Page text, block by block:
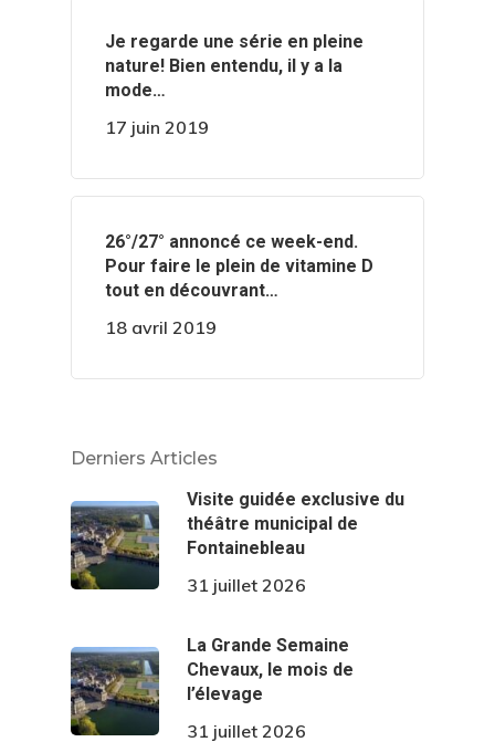
‍️Je regarde une série en pleine
nature! Bien entendu, il y a la
mode…
17 juin 2019
️️26°/27° annoncé ce week-end.
Pour faire le plein de vitamine D
tout en découvrant…
18 avril 2019
Derniers Articles
Visite guidée exclusive du
théâtre municipal de
Fontainebleau
31 juillet 2026
La Grande Semaine
Chevaux, le mois de
l’élevage
31 juillet 2026